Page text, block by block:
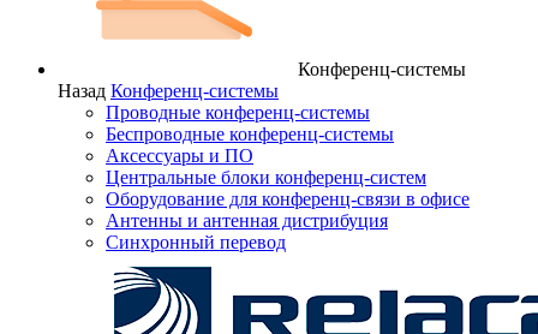
Конференц-системы
Назад Конференц-системы
Проводные конференц-системы
Беспроводные конференц-системы
Аксессуары и ПО
Центральные блоки конференц-систем
Оборудование для конференц-связи в офисе
Антенны и антенная дистрибуция
Синхронный перевод